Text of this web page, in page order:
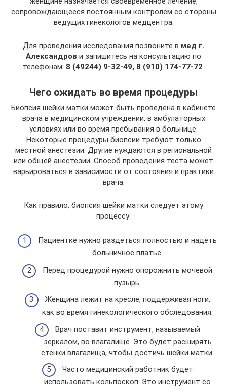
сопровождающееся постоянным контролем со стороны
ведущих гинекологов медцентра.
Для проведения исследования позвоните в мед г.
Александров и запишитесь на консультацию по
телефонам: 8 (49244) 9-32-49, 8 (910) 174-77-72
Чего ожидать во время процедуры
Биопсия шейки матки может быть проведена в кабинете
врача в медицинском учреждении, в амбулаторных
условиях или во время пребывания в больнице.
Некоторые процедуры биопсии требуют только
местной анестезии. Другие нуждаются в региональной
или общей анестезии. Способ проведения теста может
варьироваться в зависимости от состояния и практики
врача.
Как правило, биопсия шейки матки следует этому
процессу:
Пациентке нужно раздеться полностью и надеть
больничное платье.
Перед процедурой нужно опорожнить мочевой
пузырь.
Женщина лежит на кресле, поддерживая ноги,
как во время гинекологического обследования.
Врач поставит инструмент, называемый
зеркалом, во влагалище. Это будет расширять
стенки влагалища, чтобы достичь шейки матки.
Часто медицинский работник будет
использовать кольпоскоп. Это инструмент со